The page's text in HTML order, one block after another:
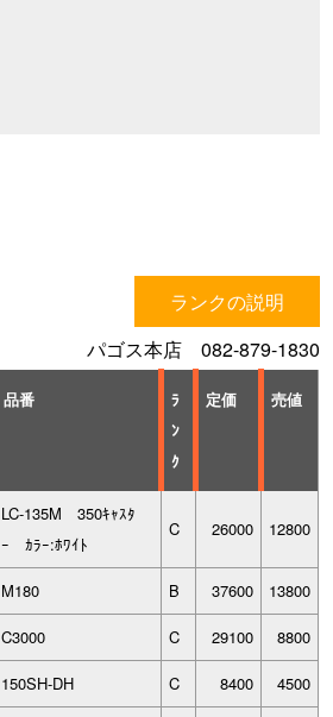
ランクの説明
パゴス本店 082-879-1830
品番
ﾗ
ﾝ
ｸ
定価 売値
LC-135M 350ｷｬｽﾀ
ｰ ｶﾗｰ:ﾎﾜｲﾄ
C 26000 12800
M180 B 37600 13800
C3000 C 29100 8800
150SH-DH C 8400 4500